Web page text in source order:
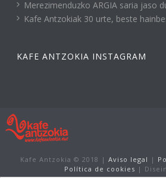
Merezimenduzko ARGIA saria jaso
Kafe Antzokiak 30 urte, beste
KAFE ANTZOKIA INSTAGRAM
Kafe Antzokia © 2018 | Aviso legal |
Política de cookies |